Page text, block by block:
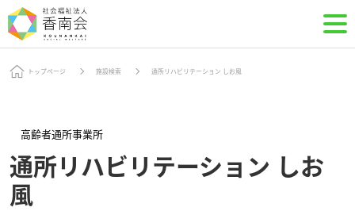
トップページ 施設検索 通所リハビリテーション しお風
高齢者通所事業所
通所リハビリテーション しお
風